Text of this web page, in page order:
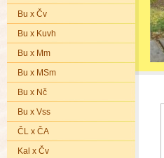
Bu x Čv
Bu x Kuvh
Bu x Mm
Bu x MSm
Bu x Nč
Bu x Vss
ČL x ČA
Kal x Čv